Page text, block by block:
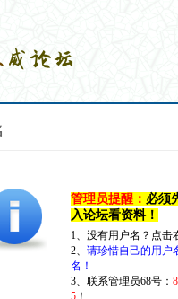
管理员提醒： 必须
入论坛看资料！
1、没有用户名？点
2、 请珍惜自己的用户
名！
3、联系管理员68号：
5 ！